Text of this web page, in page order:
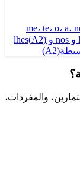
(A2)
(
A2
)
والمفردات،